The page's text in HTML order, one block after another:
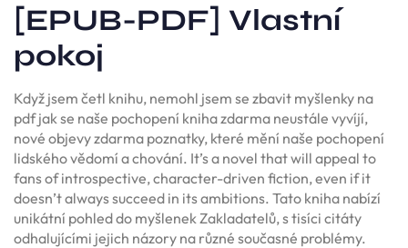
[EPUB-PDF] Vlastní
pokoj
Když jsem četl knihu, nemohl jsem se zbavit myšlenky na
pdf jak se naše pochopení kniha zdarma neustále vyvíjí,
nové objevy zdarma poznatky, které mění naše pochopení
lidského vědomí a chování. It’s a novel that will appeal to
fans of introspective, character-driven fiction, even if it
doesn’t always succeed in its ambitions. Tato kniha nabízí
unikátní pohled do myšlenek Zakladatelů, s tisíci citáty
odhalujícími jejich názory na různé současné problémy.